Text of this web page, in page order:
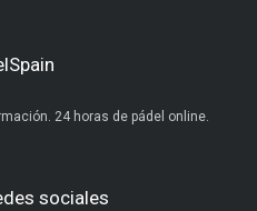
24 horas de pádel online.
sociales